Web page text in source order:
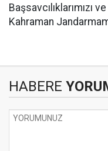
Başsavcılıklarımızı
Kahraman
HABERE